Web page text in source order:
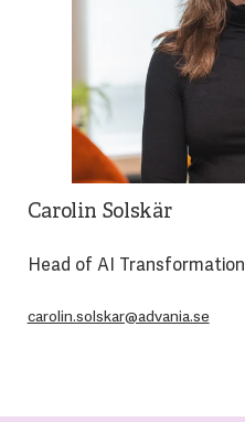
Carolin Solskär
Head of AI Transformation
carolin.solskar@advania.se